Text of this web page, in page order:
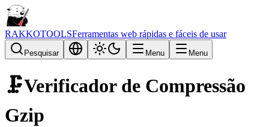
RAKKOTOOLSFerramentas web rápidas e fáceis de usar
Pesquisar Menu Menu
🗜️Verificador de Compressão
Gzip